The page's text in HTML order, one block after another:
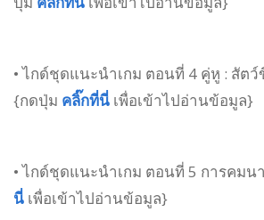
• ไกด์ชุดแนะนำเกม ตอนที่ 4 คู่หู : สัต
{กดปุ่ม คลิ๊กที่นี่ เพื่อเข้าไปอ่านข้อมูล}
• ไกด์ชุดแนะนำเกม ตอนที่ 5 การคม
นี่ เพื่อเข้าไปอ่านข้อมูล}